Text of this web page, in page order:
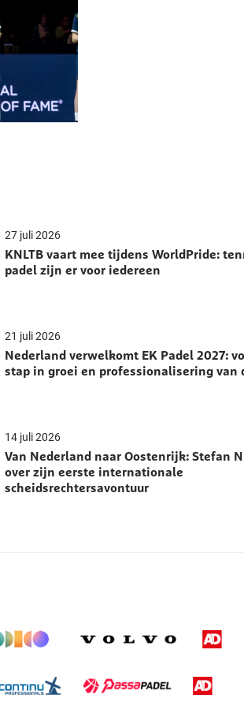
27 juli 2026
KNLTB vaart mee tijdens WorldPride:
padel zijn er voor iedereen
21 juli 2026
Nederland verwelkomt EK Padel 2027:
stap in groei en professionalisering van
14 juli 2026
Van Nederland naar Oostenrijk: Stefan
over zijn eerste internationale
scheidsrechtersavontuur